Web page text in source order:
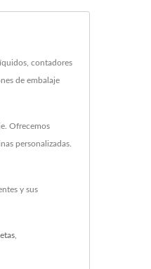
contadores
de embalaje
Ofrecemos
personalizadas.
y sus